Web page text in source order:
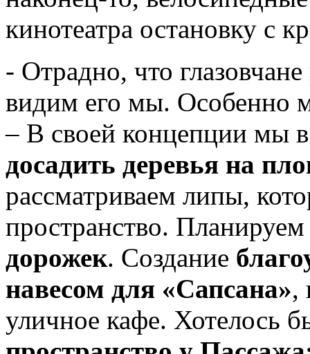
кинотеатра остановку с
- Отрадно, что
видим его мы. Особенно
– В своей концепции мы
досадить деревья на
рассматриваем липы,
пространство.
дорожек. Создание
навесом для «Сапсана»,
уличное кафе. Хотелось